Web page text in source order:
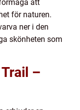
att
för naturen.
ner i den
skönheten som
–